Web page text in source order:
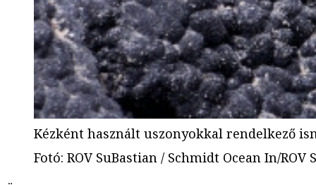
Kézként használt uszonyokkal rendelkező
Fotó: ROV SuBastian / Schmidt Ocean In/